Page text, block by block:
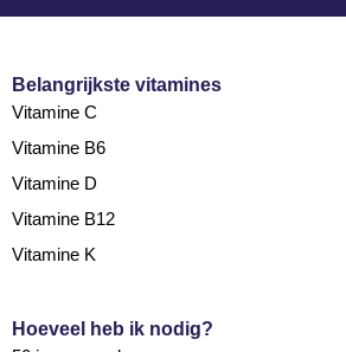
Belangrijkste vitamines
Vitamine C
Vitamine B6
Vitamine D
Vitamine B12
Vitamine K
Hoeveel heb ik nodig?